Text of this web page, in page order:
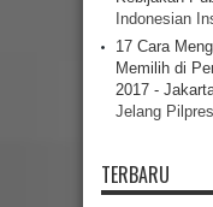
Indonesian
17 Cara
Memilih di
2017 -
Jelang
TERBARU